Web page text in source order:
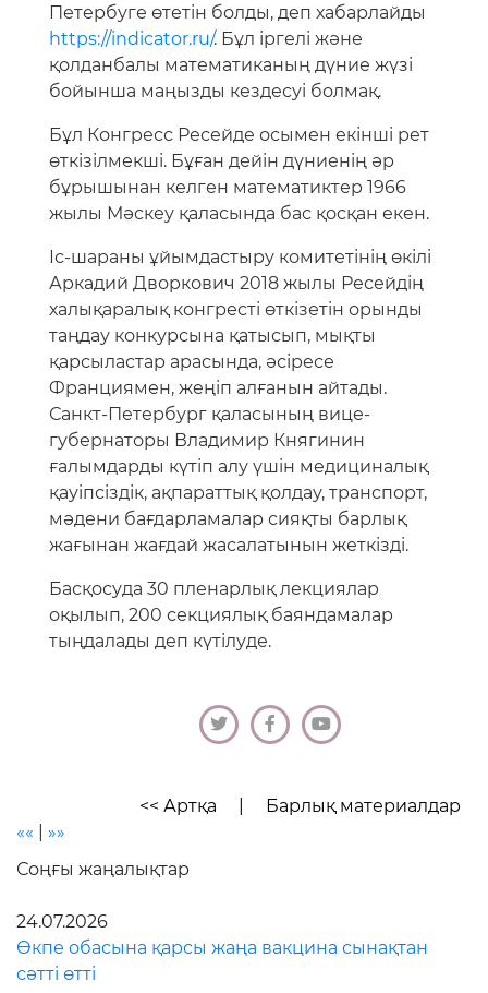
Петербуге өтетін болды, деп хабарлайды
https://indicator.ru/. Бұл іргелі және
қолданбалы математиканың дүние жүзі
бойынша маңызды кездесуі болмақ.
Бұл Конгресс Ресейде осымен екінші рет
өткізілмекші. Бұған дейін дүниенің әр
бұрышынан келген математиктер 1966
жылы Мәскеу қаласында бас қосқан екен.
Іс-шараны ұйымдастыру комитетінің өкілі
Аркадий Дворкович 2018 жылы Ресейдің
халықаралық конгресті өткізетін орынды
таңдау конкурсына қатысып, мықты
қарсыластар арасында, әсіресе
Франциямен, жеңіп алғанын айтады.
Санкт-Петербург қаласының вице-
губернаторы Владимир Княгинин
ғалымдарды күтіп алу үшін медициналық
қауіпсіздік, ақпараттық қолдау, транспорт,
мәдени бағдарламалар сияқты барлық
жағынан жағдай жасалатынын жеткізді.
Басқосуда 30 пленарлық лекциялар
оқылып, 200 секциялық баяндамалар
тыңдалады деп күтілуде.
<< Артқа
Барлық материалдар
««
»»
Соңғы жаңалықтар
24.07.2026
Өкпе обасына қарсы жаңа вакцина сынақтан
сәтті өтті